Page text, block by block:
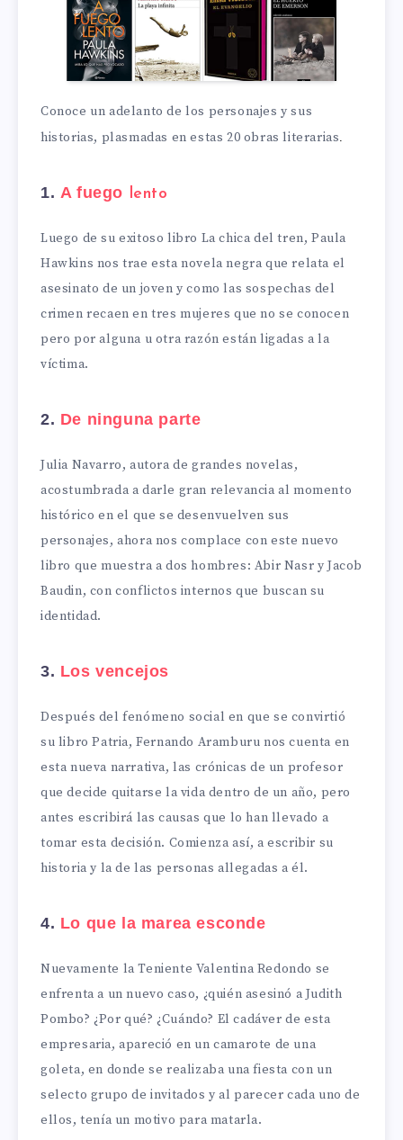
Conoce un adelanto de los personajes y sus
historias, plasmadas en estas 20 obras literarias.
1. A fuego lento
Luego de su exitoso libro La chica del tren, Paula
Hawkins nos trae esta novela negra que relata el
asesinato de un joven y como las sospechas del
crimen recaen en tres mujeres que no se conocen
pero por alguna u otra razón están ligadas a la
víctima.
2. De ninguna parte
Julia Navarro, autora de grandes novelas,
acostumbrada a darle gran relevancia al momento
histórico en el que se desenvuelven sus
personajes, ahora nos complace con este nuevo
libro que muestra a dos hombres: Abir Nasr y Jacob
Baudin, con conflictos internos que buscan su
identidad.
3. Los vencejos
Después del fenómeno social en que se convirtió
su libro Patria, Fernando Aramburu nos cuenta en
esta nueva narrativa, las crónicas de un profesor
que decide quitarse la vida dentro de un año, pero
antes escribirá las causas que lo han llevado a
tomar esta decisión. Comienza así, a escribir su
historia y la de las personas allegadas a él.
4. Lo que la marea esconde
Nuevamente la Teniente Valentina Redondo se
enfrenta a un nuevo caso, ¿quién asesinó a Judith
Pombo? ¿Por qué? ¿Cuándo? El cadáver de esta
empresaria, apareció en un camarote de una
goleta, en donde se realizaba una fiesta con un
selecto grupo de invitados y al parecer cada uno de
ellos, tenía un motivo para matarla.